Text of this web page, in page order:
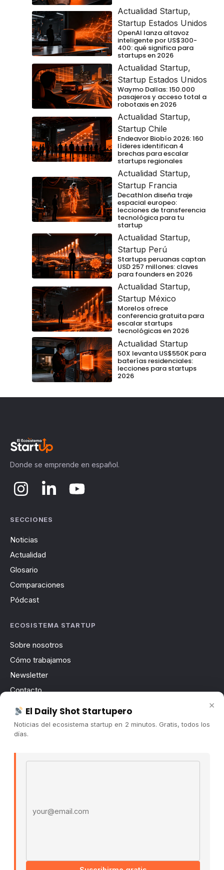
Actualidad Startup,
Startup Estados Unidos
OpenAI lanza altavoz
inteligente por US$300-
400: qué significa para
startups en 2026
Actualidad Startup,
Startup Estados Unidos
Waymo Dallas: 150.000
pasajeros y acceso total a
robotaxis en 2026
Actualidad Startup,
Startup Chile
Endeavor Biobío 2026: 160
líderes identifican 4
brechas para escalar
startups regionales
Actualidad Startup,
Startup Francia
Decathlon diseña traje
espacial europeo:
lecciones de transferencia
tecnológica para tu
startup
Actualidad Startup,
Startup Perú
Startups peruanas captan
USD 257 millones: claves
para founders en 2026
Actualidad Startup,
Startup México
Morelos ofrece
conferencia gratuita para
escalar startups
tecnológicas en 2026
Actualidad Startup
50X levanta US$550K para
baterías residenciales:
lecciones para startups
2026
Donde se emprende en español.
SECCIONES
Noticias
Actualidad
Glosario
Comparaciones
Pódcast
ECOSISTEMA STARTUP
Sobre nosotros
Cómo trabajamos
Newsletter
Contacto
Publicidad
Convocatorias
×
El Daily Shot Startupero
Noticias del ecosistema startup en 2 minutos. Gratis, todos los
días.